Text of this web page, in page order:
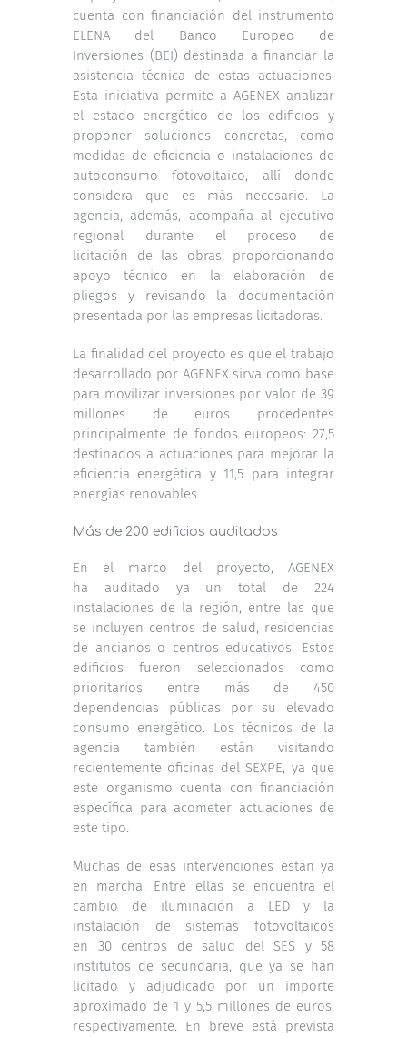
cuenta con financiación del instrumento
ELENA del Banco Europeo de
Inversiones (BEI) destinada a financiar la
asistencia técnica de estas actuaciones.
Esta iniciativa permite a AGENEX analizar
el estado energético de los edificios y
proponer soluciones concretas, como
medidas de eficiencia o instalaciones de
autoconsumo fotovoltaico, allí donde
considera que es más necesario. La
agencia, además, acompaña al ejecutivo
regional durante el proceso de
licitación de las obras, proporcionando
apoyo técnico en la elaboración de
pliegos y revisando la documentación
presentada por las empresas licitadoras.
La finalidad del proyecto es que el trabajo
desarrollado por AGENEX sirva como base
para movilizar inversiones por valor de 39
millones de euros procedentes
principalmente de fondos europeos: 27,5
destinados a actuaciones para mejorar la
eficiencia energética y 11,5 para integrar
energías renovables.
Más de 200 edificios auditados
En el marco del proyecto, AGENEX
ha auditado ya un total de 224
instalaciones de la región, entre las que
se incluyen centros de salud, residencias
de ancianos o centros educativos. Estos
edificios fueron seleccionados como
prioritarios entre más de 450
dependencias públicas por su elevado
consumo energético. Los técnicos de la
agencia también están visitando
recientemente oficinas del SEXPE, ya que
este organismo cuenta con financiación
específica para acometer actuaciones de
este tipo.
Muchas de esas intervenciones están ya
en marcha. Entre ellas se encuentra el
cambio de iluminación a LED y la
instalación de sistemas fotovoltaicos
en 30 centros de salud del SES y 58
institutos de secundaria, que ya se han
licitado y adjudicado por un importe
aproximado de 1 y 5,5 millones de euros,
respectivamente. En breve está prevista